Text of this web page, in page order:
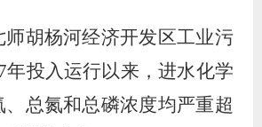
师胡杨河经济开发区工业污
年投入运行以来，进水化学
、总氮和总磷浓度均严重超